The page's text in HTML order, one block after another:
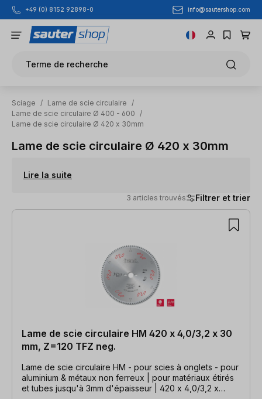
Passer au contenu principal
+49 (0) 8152 92898-0 info@sautershop.com
Terme de recherche
Sciage / Lame de scie circulaire
/
Lame de scie circulaire Ø 400 - 600
/
Lame de scie circulaire Ø 420 x 30mm
Lame de scie circulaire Ø 420 x 30mm
Lire la suite
3 articles trouvés Filtrer et trier
3 articles trouvés
Lame de scie circulaire HM 420 x 4,0/3,2 x 30
mm, Z=120 TFZ neg.
Lame de scie circulaire HM - pour scies à onglets - pour
aluminium & métaux non ferreux | pour matériaux étirés
et tubes jusqu'à 3mm d'épaisseur | 420 x 4,0/3,2 x